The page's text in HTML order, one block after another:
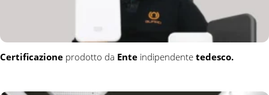
Certificazione prodotto da Ente indipendente tedesco.